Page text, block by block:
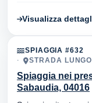
Visualizza
SPIAGGIA #632
STRADA
Spiaggia nei
Sabaudia, 04016